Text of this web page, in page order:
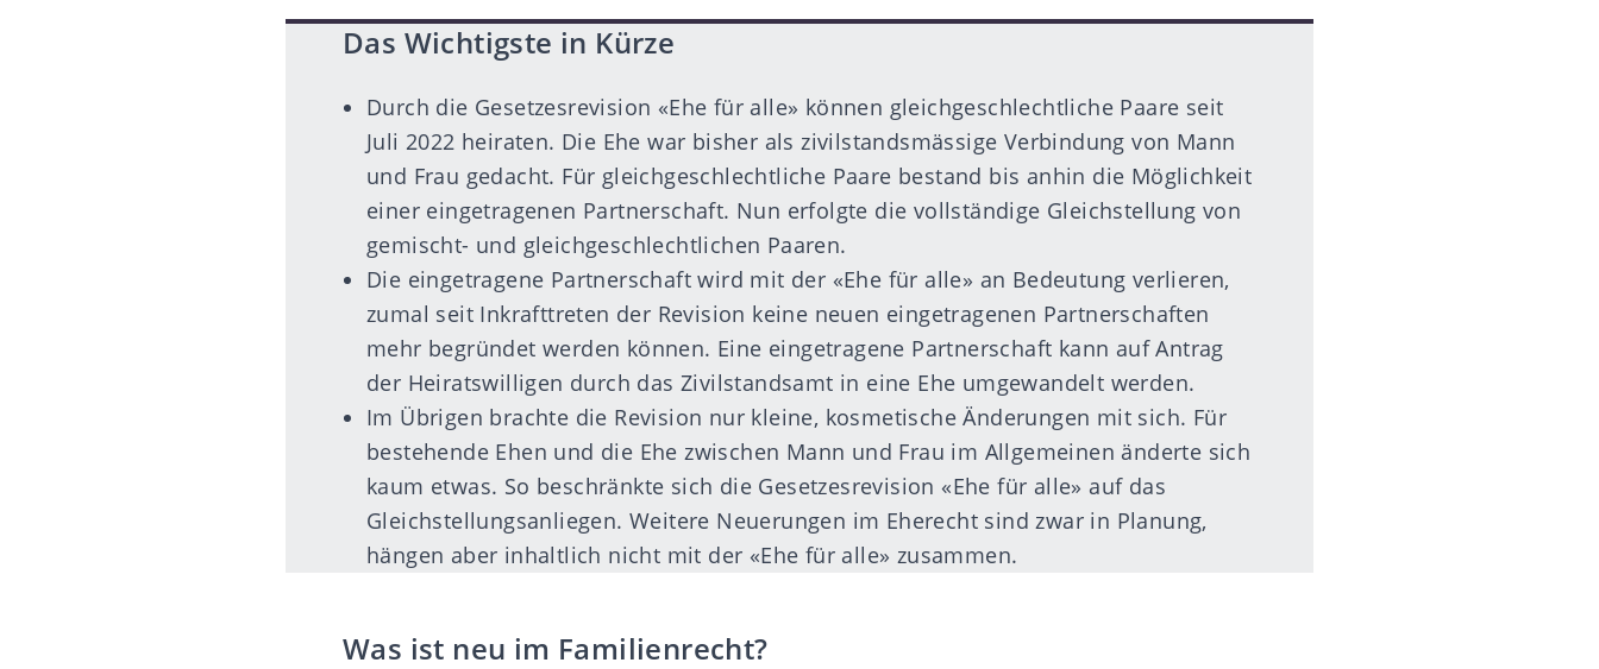
Das Wichtigste in Kürze
Durch die Gesetzesrevision «Ehe für alle» können gleichgeschlechtliche Paare seit
Juli 2022 heiraten. Die Ehe war bisher als zivilstandsmässige Verbindung von Mann
und Frau gedacht. Für gleichgeschlechtliche Paare bestand bis anhin die Möglichkeit
einer eingetragenen Partnerschaft. Nun erfolgte die vollständige Gleichstellung von
gemischt- und gleichgeschlechtlichen Paaren.
Die eingetragene Partnerschaft wird mit der «Ehe für alle» an Bedeutung verlieren,
zumal seit Inkrafttreten der Revision keine neuen eingetragenen Partnerschaften
mehr begründet werden können. Eine eingetragene Partnerschaft kann auf Antrag
der Heiratswilligen durch das Zivilstandsamt in eine Ehe umgewandelt werden.
Im Übrigen brachte die Revision nur kleine, kosmetische Änderungen mit sich. Für
bestehende Ehen und die Ehe zwischen Mann und Frau im Allgemeinen änderte sich
kaum etwas. So beschränkte sich die Gesetzesrevision «Ehe für alle» auf das
Gleichstellungsanliegen. Weitere Neuerungen im Eherecht sind zwar in Planung,
hängen aber inhaltlich nicht mit der «Ehe für alle» zusammen.
Was ist neu im Familienrecht?